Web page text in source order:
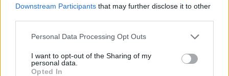
Downstream Participants that may further disclose it to other
Personal Data Processing Opt Outs
I want to opt-out of the Sharing of my
personal data.
Opted In